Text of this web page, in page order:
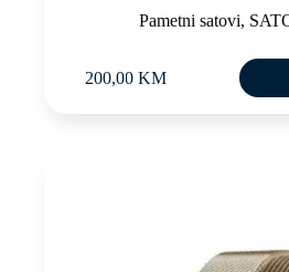
Pametni satovi,
200,00 KM